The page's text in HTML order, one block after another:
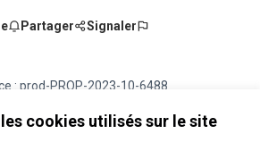
cookies utilisés sur le site
Partager Signaler
: prod-PROP-2023-10-6488
l'empreinte numérique